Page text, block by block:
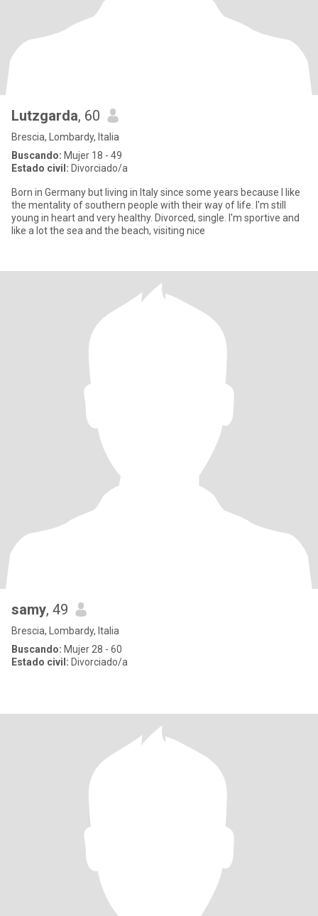
Lutzgarda, 60
Brescia, Lombardy, Italia
Buscando: Mujer 18 - 49
Estado civil: Divorciado/a
Born in Germany but living in Italy since some years because I like
the mentality of southern people with their way of life. I'm still
young in heart and very healthy. Divorced, single. I'm sportive and
like a lot the sea and the beach, visiting nice
samy, 49
Brescia, Lombardy, Italia
Buscando: Mujer 28 - 60
Estado civil: Divorciado/a